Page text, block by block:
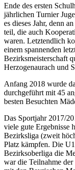
Ende des ersten
jährlichen Turnier
es dieses Jahr, denn
teil, die auch
waren. Letztendlich
einem spannenden
Bezirksmeisterschaft
Herzogenaurach und
Anfang 2018 wurde
durchgeführt mit 45
besten Besuchten
Das Sportjahr 2017/
viele gute Ergebnisse
Bezirksliga (zweit
Platz kämpfen. Die
Bezirksoberliga die
war die Teilnahme